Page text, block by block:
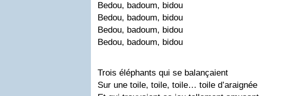
Bedou, badoum, bidou
Bedou, badoum, bidou
Bedou, badoum, bidou
Bedou, badoum, bidou
Trois éléphants qui se balançaient
Sur une toile, toile, toile… toile d’araignée